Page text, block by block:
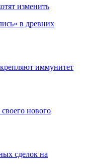
изменить
в древних
иммунитет
нового
сделок на